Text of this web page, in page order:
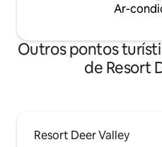
Ar-
Outros pontos
de Resort
Resort Deer Valley